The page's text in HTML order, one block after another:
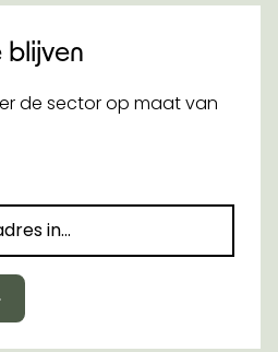
de sector op maat van